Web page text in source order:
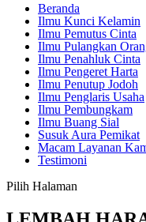
Beranda
Ilmu Kunci Kelamin
Ilmu Pemutus Cinta
Ilmu Pulangkan
Ilmu Penahluk Cinta
Ilmu Pengeret Harta
Ilmu Penutup Jodoh
Ilmu Penglaris Usaha
Ilmu Pembungkam
Ilmu Buang Sial
Susuk Aura Pemikat
Macam Layanan
Testimoni
Pilih Halaman